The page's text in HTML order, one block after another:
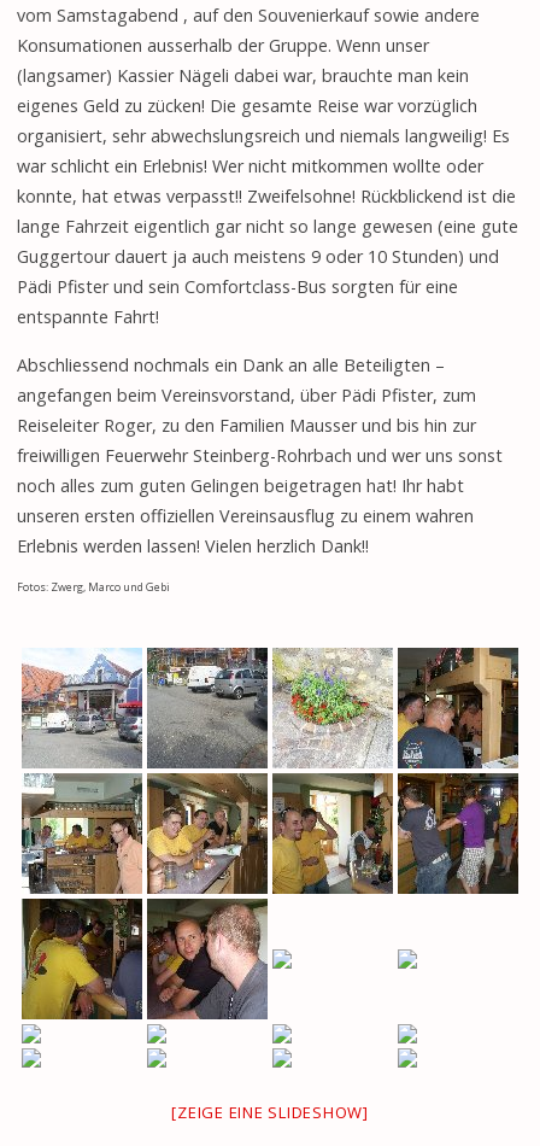
vom Samstagabend , auf den Souvenierkauf sowie andere
Konsumationen ausserhalb der Gruppe. Wenn unser
(langsamer) Kassier Nägeli dabei war, brauchte man kein
eigenes Geld zu zücken! Die gesamte Reise war vorzüglich
organisiert, sehr abwechslungsreich und niemals langweilig! Es
war schlicht ein Erlebnis! Wer nicht mitkommen wollte oder
konnte, hat etwas verpasst!! Zweifelsohne! Rückblickend ist die
lange Fahrzeit eigentlich gar nicht so lange gewesen (eine gute
Guggertour dauert ja auch meistens 9 oder 10 Stunden) und
Pädi Pfister und sein Comfortclass-Bus sorgten für eine
entspannte Fahrt!
Abschliessend nochmals ein Dank an alle Beteiligten –
angefangen beim Vereinsvorstand, über Pädi Pfister, zum
Reiseleiter Roger, zu den Familien Mausser und bis hin zur
freiwilligen Feuerwehr Steinberg-Rohrbach und wer uns sonst
noch alles zum guten Gelingen beigetragen hat! Ihr habt
unseren ersten offiziellen Vereinsausflug zu einem wahren
Erlebnis werden lassen! Vielen herzlich Dank!!
Fotos: Zwerg, Marco und Gebi
[ZEIGE EINE SLIDESHOW]